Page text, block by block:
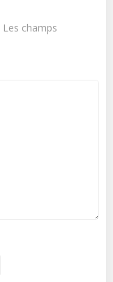
Les champs